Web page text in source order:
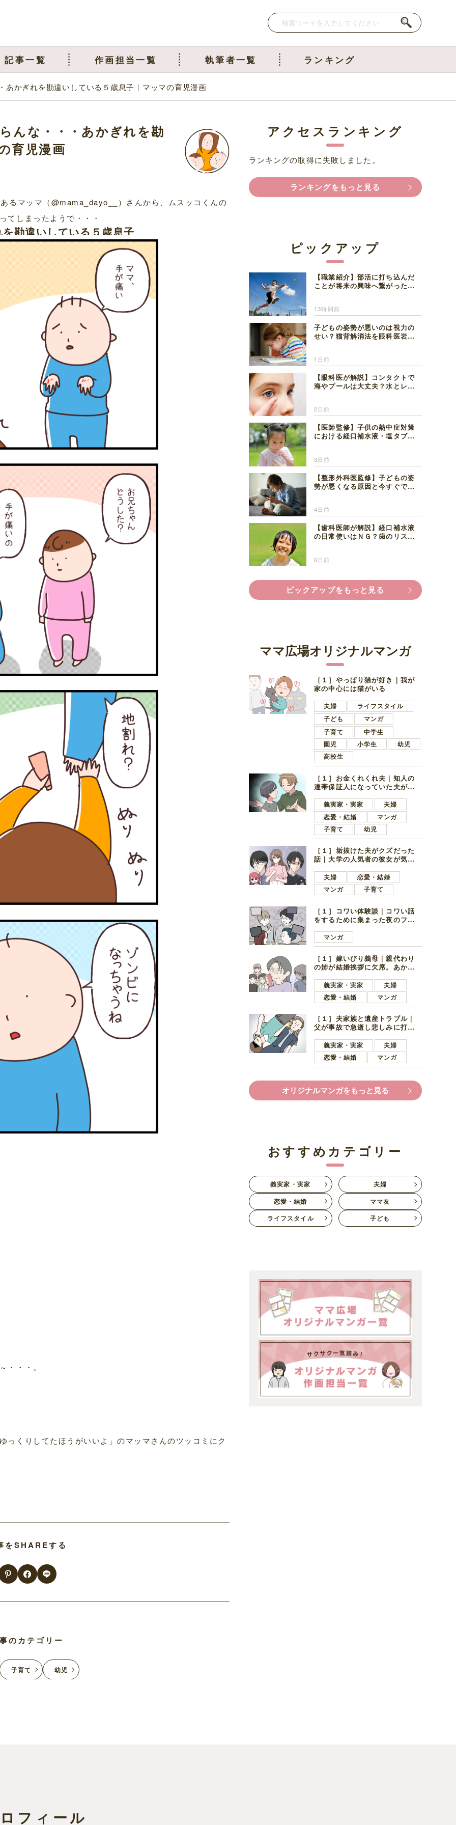
記事一覧 作画担当一覧 執筆者一覧 ランキング
あかぎれを勘違いしている５歳息子｜マッマの育児漫画
んな・・・あかぎれを勘
育児漫画
るマッマ（@mama_dayo__
）さんから、ムスッコくんの
てしまったようで・・・
勘違いしている５歳息子
・・・。
っくりしてたほうがいいよ」のマッマさんのツッコミにク
をSHAREする
のカテゴリー
子育て 幼児
フィール
アクセスランキング
ランキングの取得に失敗しました。
ランキングをもっと見る
ピックアップ
【職業紹介】部活に打ち込んだ
ことが将来の興味へ繋がった。
13時間前
子どもの姿勢が悪いのは視力の
せい？猫背解消法を眼科医岩見
1日前
【眼科医が解説】コンタクトで
海やプールは大丈夫？水とレン
2日前
【医師監修】子供の熱中症対策
における経口補水液・塩タブレ
3日前
【整形外科医監修】子どもの姿
勢が悪くなる原因と今すぐでき
4日前
【歯科医師が解説】経口補水液
の日常使いはＮＧ？歯のリスク
6日前
ピックアップをもっと見る
ママ広場オリジナルマンガ
［１］やっぱり猫が好き｜我が
家の中心には猫がいる
夫婦
ライフスタイル
子ども
マンガ
子育て
中学生
園児
小学生
幼児
高校生
［１］お金くれくれ夫｜知人の
連帯保証人になっていた夫が家
言ってきた
義実家・実家
夫婦
恋愛・結婚
マンガ
子育て
幼児
［１］垢抜けた夫がクズだった
話｜大学の人気者の彼女が気に
子学生
夫婦
恋愛・結婚
マンガ
子育て
［１］コワい体験談｜コワい話
をするために集まった夜のファ
好きの男の子ママ
マンガ
［１］嫁いびり義母｜親代わり
の姉が結婚挨拶に欠席。あから
義実家・実家
夫婦
恋愛・結婚
マンガ
［１］夫家族と遺産トラブル｜
父が事故で急逝し悲しみに打ち
ます夫
義実家・実家
夫婦
恋愛・結婚
マンガ
オリジナルマンガをもっと見る
おすすめカテゴリー
義実家・実家
夫婦
恋愛・結婚
ママ友
ライフスタイル
子ども